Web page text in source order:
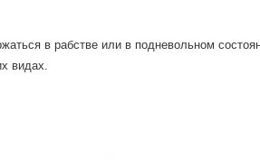
в рабстве или в подневольном
видах.